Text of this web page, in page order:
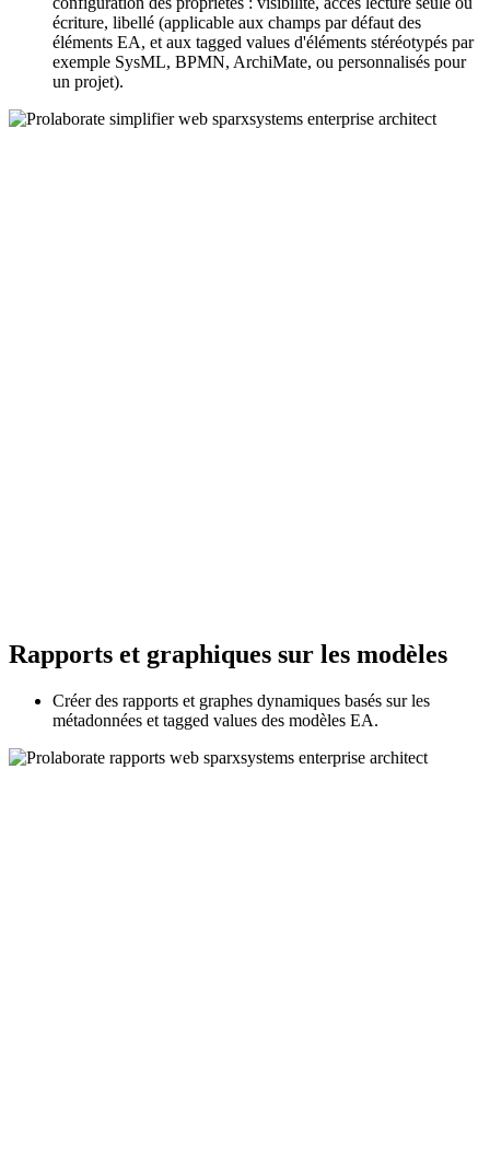
écriture, libellé (applicable aux champs par défaut des
éléments EA, et aux tagged values d'éléments stéréotypés par
exemple SysML, BPMN, ArchiMate, ou personnalisés pour
un projet).
Rapports et graphiques sur les modèles
Créer des rapports et graphes dynamiques basés sur les
métadonnées et tagged values des modèles EA.